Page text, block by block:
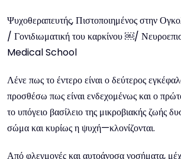
Ψυχοθεραπευτής, Πιστοποιημένος στην
/ Γονιδιωματική του καρκίνου ￼/
Medical School
Λένε πως το έντερο είναι ο δεύτερος
προσθέσω πως είναι ενδεχομένως και ο
το υπόγειο βασίλειο της μικροβιακής ζωής
σώμα και κυρίως η ψυχή—κλονίζονται.
Από φλεγμονές και αυτοάνοσα νοσήματα,